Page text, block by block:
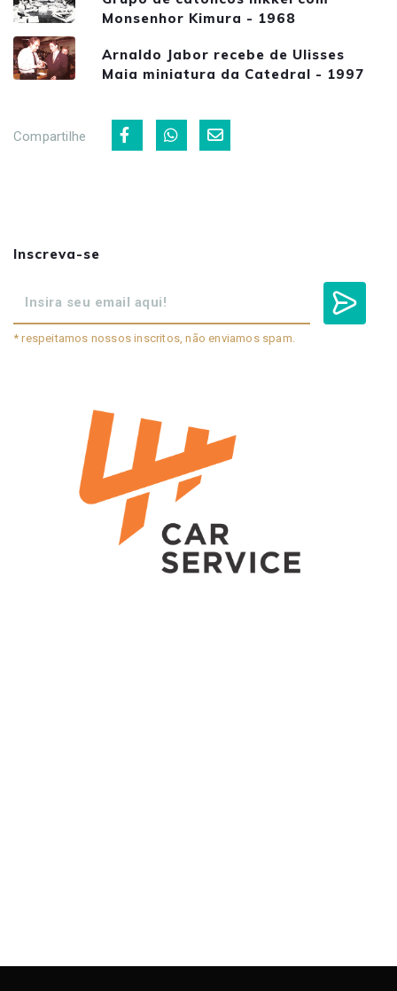
Monsenhor Kimura - 1968
Arnaldo Jabor recebe de Ulisses
Maia miniatura da Catedral - 1997
Compartilhe
Inscreva-se
* respeitamos nossos inscritos, não enviamos spam.